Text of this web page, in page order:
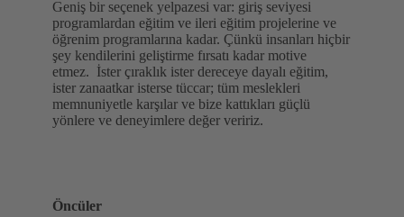
Geniş bir seçenek yelpazesi var: giriş seviyesi
programlardan eğitim ve ileri eğitim projelerine ve
öğrenim programlarına kadar. Çünkü insanları hiçbir
şey kendilerini geliştirme fırsatı kadar motive
etmez. İster çıraklık ister dereceye dayalı eğitim,
ister zanaatkar isterse tüccar; tüm meslekleri
memnuniyetle karşılar ve bize kattıkları güçlü
yönlere ve deneyimlere değer veririz.
Öncüler